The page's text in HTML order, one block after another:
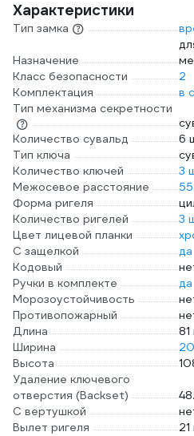
Характеристики
Тип замка
Назначение
Класс безопасности
2
Комплектация
в
Тип механизма секретности
Количество сувальд
6
Тип ключа
Количество ключей
3
Межосевое расстояние
Форма ригеля
Количество ригелей
3
Цвет лицевой планки
С защелкой
да
Кодовый
Ручки в комплекте
да
Морозоустойчивость
Противопожарный
Длина
Ширина
Высота
Удаление ключевого
отверстия (Backset)
С вертушкой
Вылет ригеля